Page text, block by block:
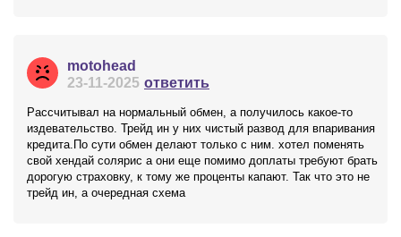
motohead
23-11-2025 ответить
Рассчитывал на нормальный обмен, а получилось какое-то
издевательство. Трейд ин у них чистый развод для впаривания
кредита.По сути обмен делают только с ним. хотел поменять
свой хендай солярис а они еще помимо доплаты требуют брать
дорогую страховку, к тому же проценты капают. Так что это не
трейд ин, а очередная схема